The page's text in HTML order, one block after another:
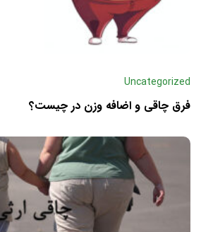
Uncategorized
فرق چاقی و اضافه وزن در چیست؟